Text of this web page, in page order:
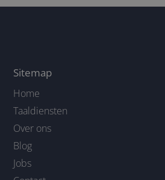
Sitemap
Home
Taaldiensten
Over ons
Blog
Jobs